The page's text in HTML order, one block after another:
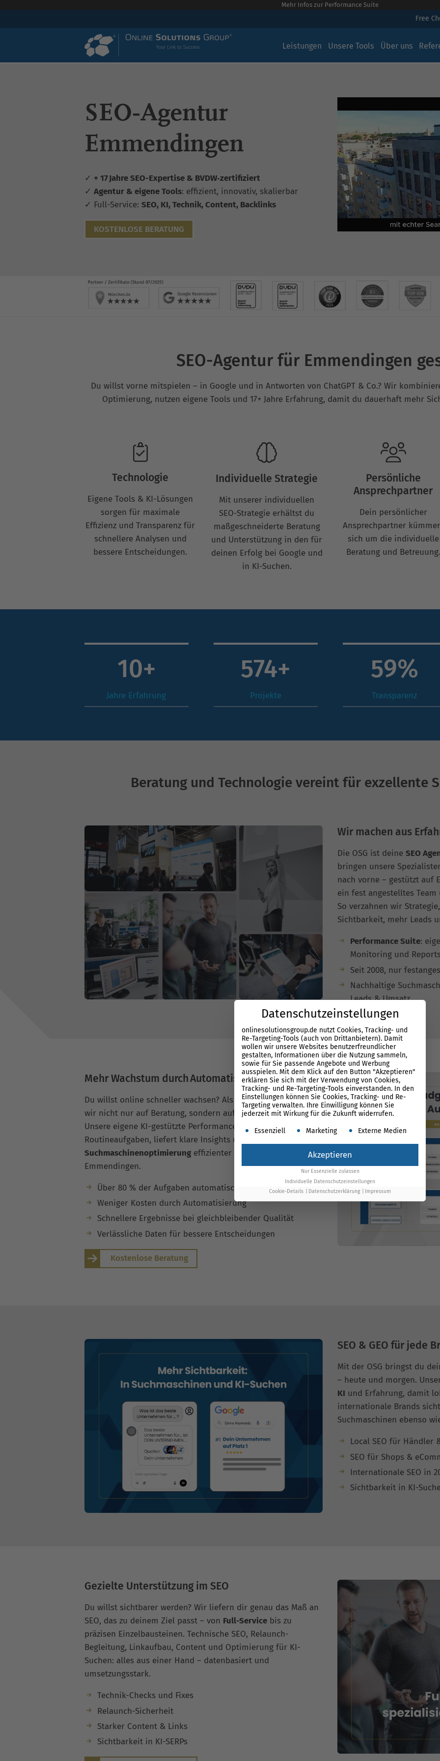
Mehr Infos zur Performance Suite
Free
Leistungen Unsere Tools Über uns
SEO‑Agentur
Emmendingen
✓ + 17 Jahre SEO-Expertise & BVDW‑zertifiziert
✓ Agentur & eigene Tools: effizient, innovativ, skalierbar
✓ Full-Service: SEO, KI, Technik, Content, Backlinks
KOSTENLOSE BERATUNG
SEO-Agentur für Emmendingen
Du willst vorne mitspielen – in Google und in Antworten von ChatGPT & Co.? Wir
Optimierung, nutzen eigene Tools und 17+ Jahre Erfahrung, damit du dauerhaft mehr
Technologie
Eigene Tools & KI-Lösungen
sorgen für maximale
Effizienz und Transparenz für
schnellere Analysen und
bessere Entscheidungen.
Individuelle Strategie
Mit unserer individuellen
SEO-Strategie erhältst du
maßgeschneiderte Beratung
und Unterstützung in den für
deinen Erfolg bei Google und
in KI-Suchen.
Persönliche
Ansprechpartner
Dein persönlicher
Ansprechpartner
sich um die individuelle
Beratung und Betreuung.
14+
Jahre Erfahrung
796+
Projekte
83%
Transparenz
Beratung und Technologie vereint für exzellente
Wir machen aus
Die OSG ist deine SEO
bringen unsere
nach vorne – gestützt auf
ein fest angestelltes
So verzahnen wir
Sichtbarkeit, mehr Leads
Performance Suite:
Monitoring und Reports
Seit 2008, nur
Nachhaltige
Leads & Umsatz
Mehr Wachstum durch Automatisierung
Du willst online schneller wachsen? Als SEO Agentur setzen
wir nicht nur auf Beratung, sondern auf smarte Technologie:
Unsere eigene KI-gestützte Performance Suite übernimmt
Routineaufgaben, liefert klare Insights und macht deine
Suchmaschinenoptimierung effizienter und transparenter – in
Emmendingen.
Über 80 % der Aufgaben automatisch erledigt
Weniger Kosten durch Automatisierung
Schnellere Ergebnisse bei gleichbleibender Qualität
Verlässliche Daten für bessere Entscheidungen
Kostenlose Beratung
SEO & GEO für jede
Mit der OSG bringst du
– heute und morgen.
KI und Erfahrung, damit
internationale Brands
Suchmaschinen ebenso
Local SEO für Händler
SEO für Shops &
Internationale SEO in
Sichtbarkeit in KI-
Gezielte Unterstützung im SEO
Du willst sichtbarer werden? Wir liefern dir genau das Maß an
SEO, das zu deinem Ziel passt – von Full-Service bis zu
präzisen Einzelbausteinen. Technische SEO, Relaunch-
Begleitung, Linkaufbau, Content und Optimierung für KI-
Suchen: alles aus einer Hand – datenbasiert und
umsetzungsstark.
Technik-Checks und Fixes
Relaunch-Sicherheit
Starker Content & Links
Sichtbarkeit in KI-SERPs
Datenschutzeinstellungen
onlinesolutionsgroup.de nutzt Cookies, Tracking- und
Re-Targeting-Tools (auch von Drittanbietern). Damit
wollen wir unsere Websites benutzerfreundlicher
gestalten, Informationen über die Nutzung sammeln,
sowie für Sie passende Angebote und Werbung
ausspielen. Mit dem Klick auf den Button "Akzeptieren"
erklären Sie sich mit der Verwendung von Cookies,
Tracking- und Re-Targeting-Tools einverstanden. In den
Einstellungen können Sie Cookies, Tracking- und Re-
Targeting verwalten. Ihre Einwilligung können Sie
jederzeit mit Wirkung für die Zukunft widerrufen.
Es folgt eine Liste der Service-Gruppen, für die
Essenziell Marketing Externe Medien
Akzeptieren
Nur Essenzielle zulassen
Individuelle Datenschutzeinstellungen
Cookie-Details
Datenschutzerklärung Impressum